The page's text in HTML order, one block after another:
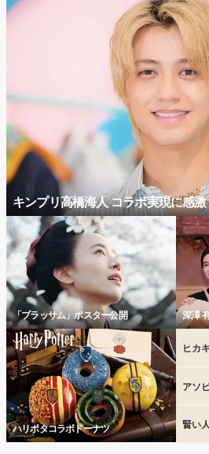
キンプリ高橋海人 コラボ実現に感激
「ブラッサム」ポスター公開 深澤
ハリポタコラボドーナツ
ヒカ
アソ
賢い